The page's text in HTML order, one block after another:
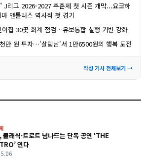
J리그 2026-2027 추춘제 첫 시즌 개막...요코하
앤틀러스 역사적 첫 경기
이집 30곳 회계 점검…유보통합 실행 기반 강화
만 원 투자…'살림남'서 1만6500원의 행복 도전
작성 기사 전체보기 →
클래식·트로트 넘나드는 단독 공연 ‘THE
연다